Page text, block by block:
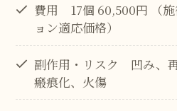
費用 17個 60,500円 （施
ョン適応価格）
副作用・リスク 凹み、再
瘢痕化、火傷